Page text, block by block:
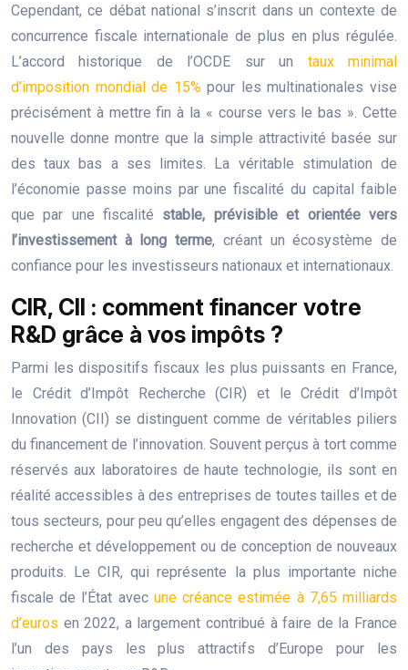
Cependant, ce débat national s’inscrit dans un contexte de
concurrence fiscale internationale de plus en plus régulée.
L’accord historique de l’OCDE sur un taux minimal
d’imposition mondial de 15%pour les multinationales vise
précisément à mettre fin à la « course vers le bas ». Cette
nouvelle donne montre que la simple attractivité basée sur
des taux bas a ses limites. La véritable stimulation de
l’économie passe moins par une fiscalité du capital faible
que par une fiscalité stable, prévisible et orientée vers
l’investissement à long terme, créant un écosystème de
confiance pour les investisseurs nationaux et internationaux.
CIR, CII : comment financer votre
R&D grâce à vos impôts ?
Parmi les dispositifs fiscaux les plus puissants en France,
le Crédit d’Impôt Recherche (CIR) et le Crédit d’Impôt
Innovation (CII) se distinguent comme de véritables piliers
du financement de l’innovation. Souvent perçus à tort comme
réservés aux laboratoires de haute technologie, ils sont en
réalité accessibles à des entreprises de toutes tailles et de
tous secteurs, pour peu qu’elles engagent des dépenses de
recherche et développement ou de conception de nouveaux
produits. Le CIR, qui représente la plus importante niche
fiscale de l’État avec une créance estimée à 7,65 milliards
d’euros en 2022, a largement contribué à faire de la France
l’un des pays les plus attractifs d’Europe pour les